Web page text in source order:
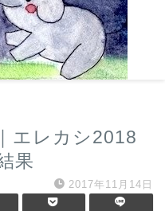
エレカシ2018
果
2017年11月14日